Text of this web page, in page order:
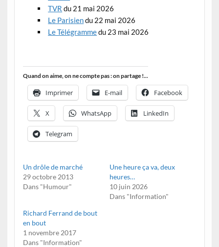
TVR du 21 mai 2026
Le Parisiendu 22 mai 2026
Le Télégrammedu 23 mai 2026
Quand on aime, on ne compte pas : on partage !...
Imprimer E-mail Facebook
X WhatsApp LinkedIn
Telegram
Un drôle de marché
29 octobre 2013
Dans "Humour"
Une heure ça va, deux
heures…
10 juin 2026
Dans "Information"
Richard Ferrand de bout
en bout
1 novembre 2017
Dans "Information"